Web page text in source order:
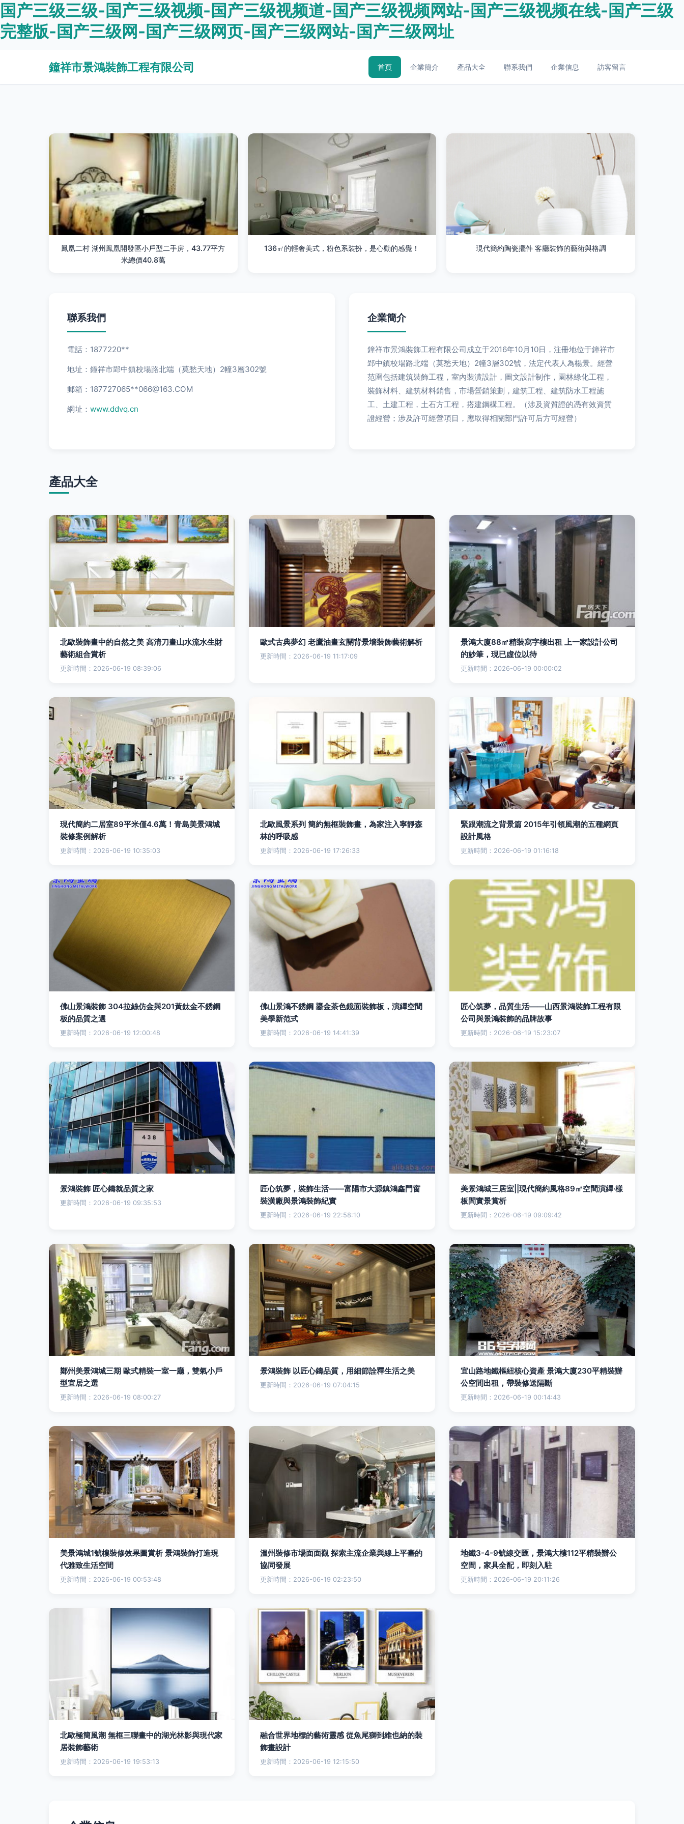
国产三级三级-国产三级视频-国产三级视频道-国产三级视频网站-国产三级视频在线-国产三级
完整版-国产三级网-国产三级网页-国产三级网站-国产三级网址
鐘祥市景鴻裝飾工程有限公司 首頁 企業簡介 產品大全 聯系我們 企業信息 訪客留言
鳳凰二村 湖州鳳凰開發區小戶型二手房，43.77平方
米總價40.8萬
136㎡的輕奢美式，粉色系裝扮，是心動的感覺！ 現代簡約陶瓷擺件 客廳裝飾的藝術與格調
聯系我們
電話：1877220**
地址：鐘祥市郢中鎮校場路北端（莫愁天地）2幢3層302號
郵箱：187727065**066@163.COM
網址： www.ddvq.cn
企業簡介
鐘祥市景鴻裝飾工程有限公司成立于2016年10月10日，注冊地位于鐘祥市
郢中鎮校場路北端（莫愁天地）2幢3層302號，法定代表人為楊景。經營
范圍包括建筑裝飾工程，室內裝潢設計，圖文設計制作，園林綠化工程，
裝飾材料、建筑材料銷售，市場營銷策劃，建筑工程、建筑防水工程施
工、土建工程，土石方工程，搭建鋼構工程。（涉及資質證的憑有效資質
證經營；涉及許可經營項目，應取得相關部門許可后方可經營）
產品大全
北歐裝飾畫中的自然之美 高清刀畫山水流水生財
藝術組合賞析
更新時間：2026-06-19 08:39:06
歐式古典夢幻 老鷹油畫玄關背景墻裝飾藝術解析
更新時間：2026-06-19 11:17:09
景鴻大廈88㎡精裝寫字樓出租 上一家設計公司
的妙筆，現已虛位以待
更新時間：2026-06-19 00:00:02
現代簡約二居室89平米僅4.6萬！青島美景鴻城
裝修案例解析
更新時間：2026-06-19 10:35:03
北歐風景系列 簡約無框裝飾畫，為家注入寧靜森
林的呼吸感
更新時間：2026-06-19 17:26:33
緊跟潮流之背景篇 2015年引領風潮的五種網頁
設計風格
更新時間：2026-06-19 01:16:18
佛山景鴻裝飾 304拉絲仿金與201黃鈦金不銹鋼
板的品質之選
更新時間：2026-06-19 12:00:48
佛山景鴻不銹鋼 鎏金茶色鏡面裝飾板，演繹空間
美學新范式
更新時間：2026-06-19 14:41:39
匠心筑夢，品質生活——山西景鴻裝飾工程有限
公司與景鴻裝飾的品牌故事
更新時間：2026-06-19 15:23:07
景鴻裝飾 匠心鑄就品質之家
更新時間：2026-06-19 09:35:53
匠心筑夢，裝飾生活——富陽市大源鎮鴻鑫門窗
裝潢廠與景鴻裝飾紀實
更新時間：2026-06-19 22:58:10
美景鴻城三居室||現代簡約風格89㎡空間演繹·樣
板間實景賞析
更新時間：2026-06-19 09:09:42
鄭州美景鴻城三期 歐式精裝一室一廳，雙氣小戶
型宜居之選
更新時間：2026-06-19 08:00:27
景鴻裝飾 以匠心鑄品質，用細節詮釋生活之美
更新時間：2026-06-19 07:04:15
宜山路地鐵樞紐核心資產 景鴻大廈230平精裝辦
公空間出租，帶裝修送隔斷
更新時間：2026-06-19 00:14:43
美景鴻城1號樓裝修效果圖賞析 景鴻裝飾打造現
代雅致生活空間
更新時間：2026-06-19 00:53:48
溫州裝修市場面面觀 探索主流企業與線上平臺的
協同發展
更新時間：2026-06-19 02:23:50
地鐵3-4-9號線交匯，景鴻大樓112平精裝辦公
空間，家具全配，即刻入駐
更新時間：2026-06-19 20:11:26
北歐極簡風潮 無框三聯畫中的湖光林影與現代家
居裝飾藝術
更新時間：2026-06-19 19:53:13
融合世界地標的藝術靈感 從魚尾獅到維也納的裝
飾畫設計
更新時間：2026-06-19 12:15:50